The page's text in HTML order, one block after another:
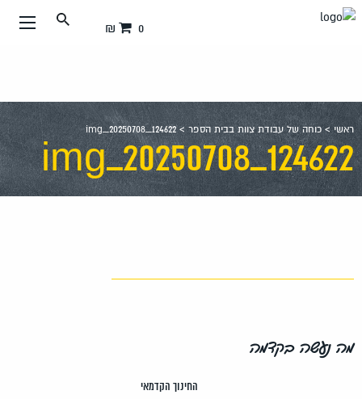
עבור
0 ₪
ראשי >כוחה של עבודת צוות בבית הספר>
img_20250708_124622
img_20250708_124622
מה נעשה בקדמה
החינוך הקדמאי